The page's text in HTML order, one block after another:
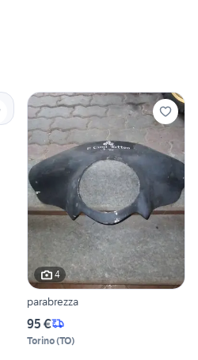
4
parabrezza
95 €
Torino(TO)